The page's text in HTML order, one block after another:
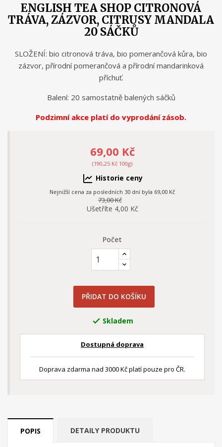
ENGLISH TEA SHOP CITRONOVÁ
TRÁVA, ZÁZVOR, CITRUSY MANDALA
20 SÁČKŮ
SLOŽENÍ: bio citronová tráva, bio pomerančová kůra, bio
zázvor, přírodní pomerančová a přírodní mandarinková
příchuť.
Balení: 20 samostatně balených sáčků
Podzimní akce platí do vyprodání zásob.
69,00 Kč
(190,25 Kč 100g)
Historie ceny
Nejnižší cena za posledních 30 dní byla 69,00 Kč
73,00 Kč
Ušetříte 4,00 Kč
Počet
PŘIDAT DO KOŠÍKU
 Skladem
Dostupná doprava
Doprava zdarma nad 3000 Kč platí pouze pro ČR.
POPIS DETAILY PRODUKTU